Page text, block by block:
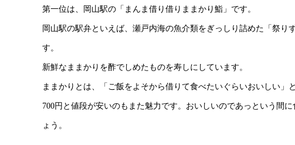
第一位は、岡山駅の「まんま借り借りままかり鮨」です。
岡山駅の駅弁といえば、瀬戸内海の魚介類をぎっしり詰めた「祭
す。
新鮮なままかりを酢でしめたものを寿しにしています。
ままかりとは、「ご飯をよそから借りて食べたいぐらいおいしい」
700円と値段が安いのもまた魅力です。おいしいのであっという間
ょう。